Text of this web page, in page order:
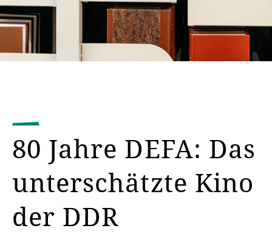
80 Jahre DEFA: Das
unterschätzte Kino
der DDR